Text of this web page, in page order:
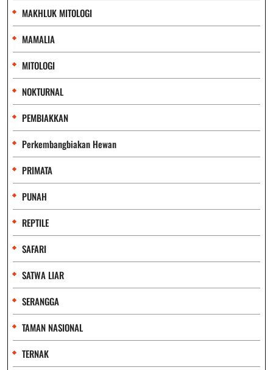
MAKHLUK MITOLOGI
MAMALIA
MITOLOGI
NOKTURNAL
PEMBIAKKAN
Perkembangbiakan Hewan
PRIMATA
PUNAH
REPTILE
SAFARI
SATWA LIAR
SERANGGA
TAMAN NASIONAL
TERNAK